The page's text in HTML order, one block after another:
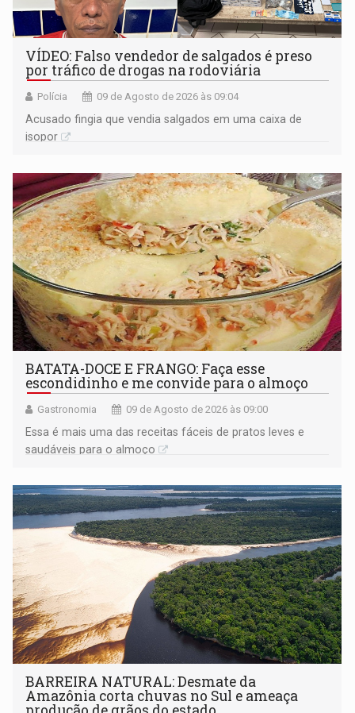
VÍDEO: Falso vendedor de salgados é preso
por tráfico de drogas na rodoviária
Polícia 09 de Agosto de 2026 às 09:04
Acusado fingia que vendia salgados em uma caixa de
isopor
BATATA-DOCE E FRANGO: Faça esse
escondidinho e me convide para o almoço
Gastronomia 09 de Agosto de 2026 às 09:00
Essa é mais uma das receitas fáceis de pratos leves e
saudáveis para o almoço
BARREIRA NATURAL: Desmate da
Amazônia corta chuvas no Sul e ameaça